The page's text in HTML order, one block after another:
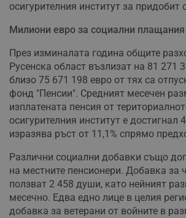
осигурителния институт за придобит
Милиони евро за социални плащания
През изминалата година общите
Русенска област възлизат на 81 271
близо 75 671 198 евро от тях са
фонд "Пенсии". Средният месечен
изплатената пенсия от
осигурителния институт е достигнал
изразява ръст от 11,1% спрямо
Различни социални добавки също
на местните пенсионери. Добавка
ползват 2 458 души, като нейният
месечно. Едва едно лице в целия
добавка за ветерани от войните в